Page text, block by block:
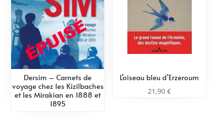
Dersim – Carnets de
voyage chez les Kizilbaches
et les Mirakian en 1888 et
1895
L’oiseau bleu d’Erzeroum
21,90 €